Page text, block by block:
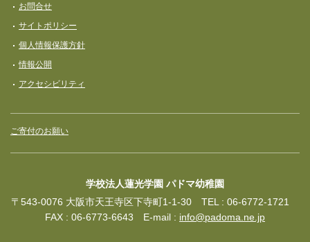
お問合せ
サイトポリシー
個人情報保護方針
情報公開
アクセシビリティ
ご寄付のお願い
学校法人蓮光学園 パドマ幼稚園
〒543-0076 大阪市天王寺区下寺町1-1-30 TEL : 06-6772-1721
FAX : 06-6773-6643 E-mail : info@padoma.ne.jp